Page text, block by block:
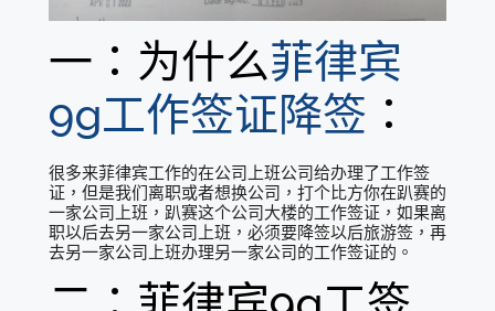
一：为什么菲律宾
9g工作签证降签 ：
很多来菲律宾工作的在公司上班公司给办理了工作签
证，但是我们离职或者想换公司，打个比方你在趴赛的
一家公司上班，趴赛这个公司大楼的工作签证，如果离
职以后去另一家公司上班，必须要降签以后旅游签，再
去另一家公司上班办理另一家公司的工作签证的。